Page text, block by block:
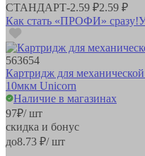
СТАНДАРТ-2.59 ₽2.59 ₽
Как стать «ПРОФИ» сразу!
563654
Картридж для
10мкм Unicorn
Наличие в магазинах
97₽/ шт
скидка и бонус
до8.73 ₽/ шт